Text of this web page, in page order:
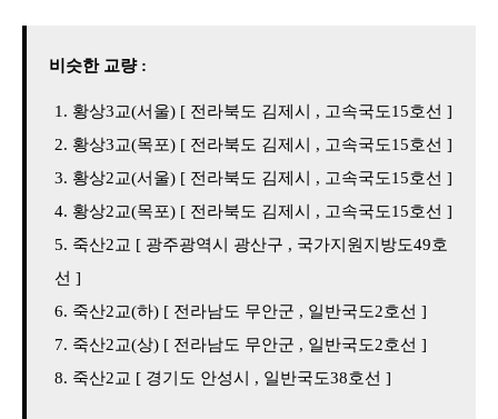
비슷한 교량 :
황상3교(서울) [ 전라북도 김제시 , 고속국도15호선 ]
황상3교(목포) [ 전라북도 김제시 , 고속국도15호선 ]
황상2교(서울) [ 전라북도 김제시 , 고속국도15호선 ]
황상2교(목포) [ 전라북도 김제시 , 고속국도15호선 ]
죽산2교 [ 광주광역시 광산구 , 국가지원지방도49호
선 ]
죽산2교(하) [ 전라남도 무안군 , 일반국도2호선 ]
죽산2교(상) [ 전라남도 무안군 , 일반국도2호선 ]
죽산2교 [ 경기도 안성시 , 일반국도38호선 ]